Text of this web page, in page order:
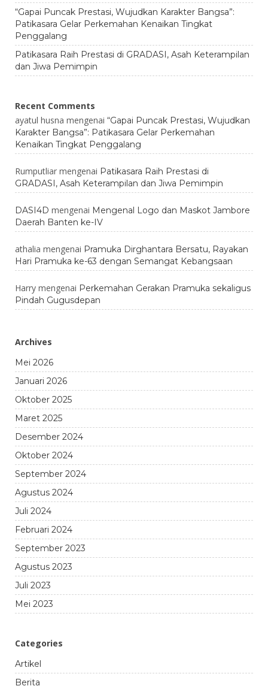
“Gapai Puncak Prestasi, Wujudkan Karakter Bangsa”:
Patikasara Gelar Perkemahan Kenaikan Tingkat
Penggalang
Patikasara Raih Prestasi di GRADASI, Asah Keterampilan
dan Jiwa Pemimpin
Recent Comments
ayatul husna mengenai “Gapai Puncak Prestasi, Wujudkan
Karakter Bangsa”: Patikasara Gelar Perkemahan
Kenaikan Tingkat Penggalang
Rumputliar mengenai Patikasara Raih Prestasi di
GRADASI, Asah Keterampilan dan Jiwa Pemimpin
DASI4D mengenai Mengenal Logo dan Maskot Jambore
Daerah Banten ke-IV
athalia mengenai Pramuka Dirghantara Bersatu, Rayakan
Hari Pramuka ke-63 dengan Semangat Kebangsaan
Harry mengenai Perkemahan Gerakan Pramuka sekaligus
Pindah Gugusdepan
Archives
Mei 2026
Januari 2026
Oktober 2025
Maret 2025
Desember 2024
Oktober 2024
September 2024
Agustus 2024
Juli 2024
Februari 2024
September 2023
Agustus 2023
Juli 2023
Mei 2023
Categories
Artikel
Berita